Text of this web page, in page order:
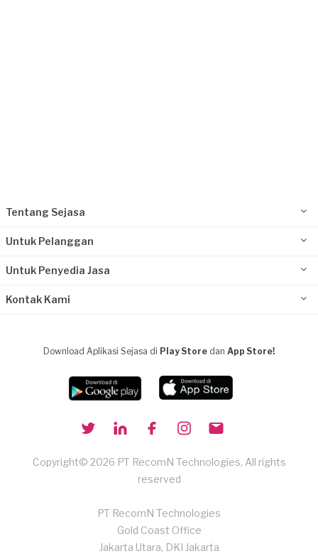
Tentang Sejasa
Untuk Pelanggan
Untuk Penyedia Jasa
Kontak Kami
Download Aplikasi Sejasa di Play Store dan App Store!
Copyright© 2026 PT RecomN Technologies, All rights
reserved
PT RecomN Technologies
Gold Coast Office
Jakarta Utara, DKI Jakarta